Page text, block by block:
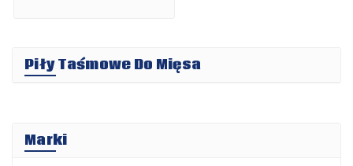
Piły Taśmowe Do Mięsa
Marki